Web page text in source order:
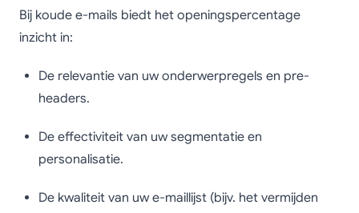
Bij koude e-mails biedt het openingspercentage
inzicht in:
De relevantie van uw onderwerpregels en pre-
headers.
De effectiviteit van uw segmentatie en
personalisatie.
De kwaliteit van uw e-maillijst (bijv. het vermijden